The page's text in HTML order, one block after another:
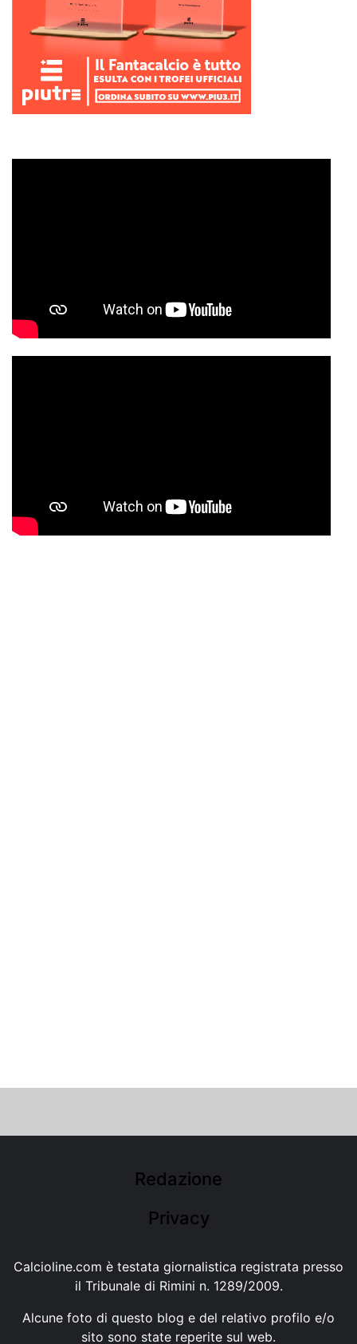
Redazione
Privacy
Calcioline.com è testata giornalistica registrata presso
il Tribunale di Rimini n. 1289/2009.
Alcune foto di questo blog e del relativo profilo e/o
sito sono state reperite sul web.